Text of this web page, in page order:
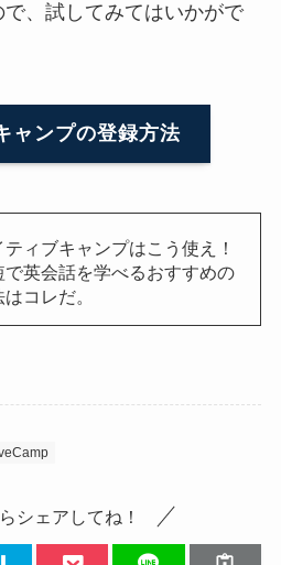
、試してみてはいかがで
ャンプの登録方法
ティブキャンプはこう使え！
で英会話を学べるおすすめの
コレだ。
シェアしてね！